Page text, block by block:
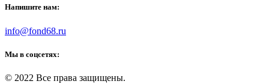
Напишите нам:
info@fond68.ru
Мы в соцсетях:
© 2022 Все права защищены.